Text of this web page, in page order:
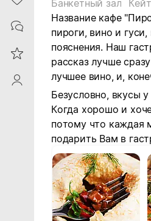
Contacts
Reviews
ProfileSaby
Банкетный зал
Название кафе "
пироги, вино и
пояснения. Наш
рассказ лучше
лучшее вино, и,
Безусловно, вкусы
Когда хорошо и
потому что каждая
подарить Вам в